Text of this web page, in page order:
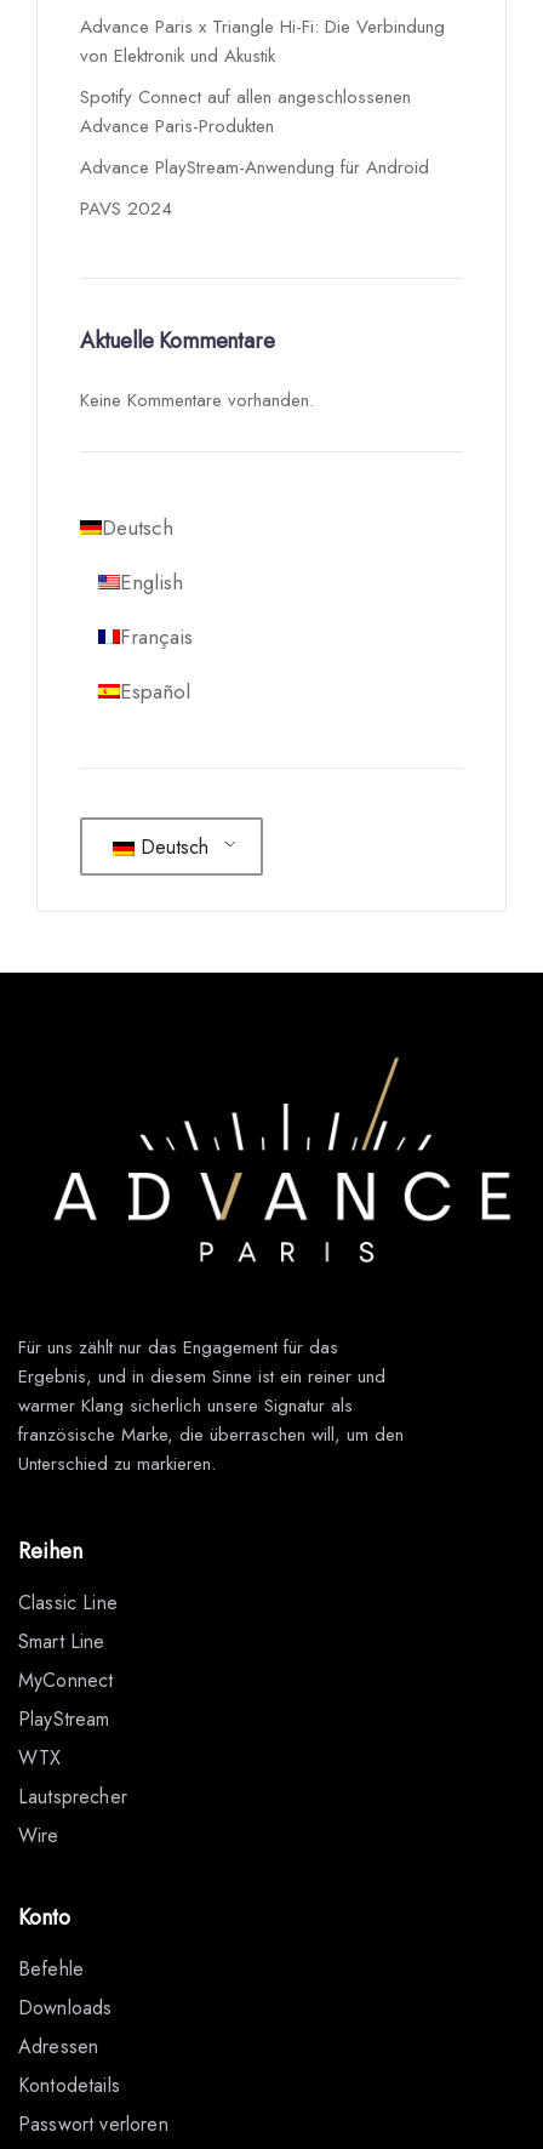
Advance Paris x Triangle Hi-Fi: Die Verbindung
von Elektronik und Akustik
Spotify Connect auf allen angeschlossenen
Advance Paris-Produkten
Advance PlayStream-Anwendung für Android
PAVS 2024
Aktuelle Kommentare
Keine Kommentare vorhanden.
Deutsch
English
Français
Español
Deutsch
Für uns zählt nur das Engagement für das
Ergebnis, und in diesem Sinne ist ein reiner und
warmer Klang sicherlich unsere Signatur als
französische Marke, die überraschen will, um den
Unterschied zu markieren.
Reihen
Classic Line
Smart Line
MyConnect
PlayStream
WTX
Lautsprecher
Wire
Konto
Befehle
Downloads
Adressen
Kontodetails
Passwort verloren